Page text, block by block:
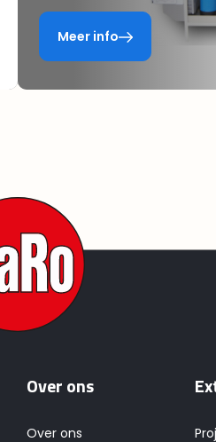
Meer info
Over ons
Over ons